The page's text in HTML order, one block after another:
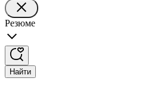
Резюме
Найти